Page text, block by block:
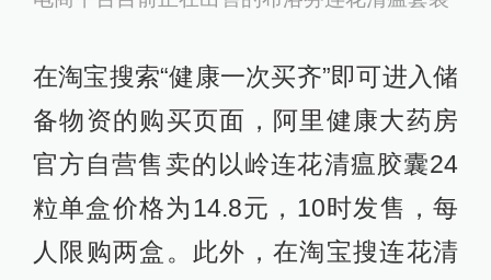
在淘宝搜索“健康一次买齐”即可进入储
备物资的购买页面，阿里健康大药房
官方自营售卖的以岭连花清瘟胶囊24
粒单盒价格为14.8元，10时发售，每
人限购两盒。此外，在淘宝搜连花清